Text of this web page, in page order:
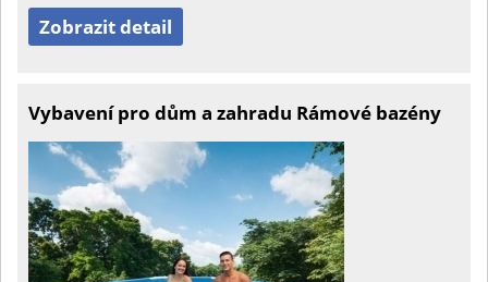
Zobrazit detail
Vybavení pro dům a zahradu Rámové bazény